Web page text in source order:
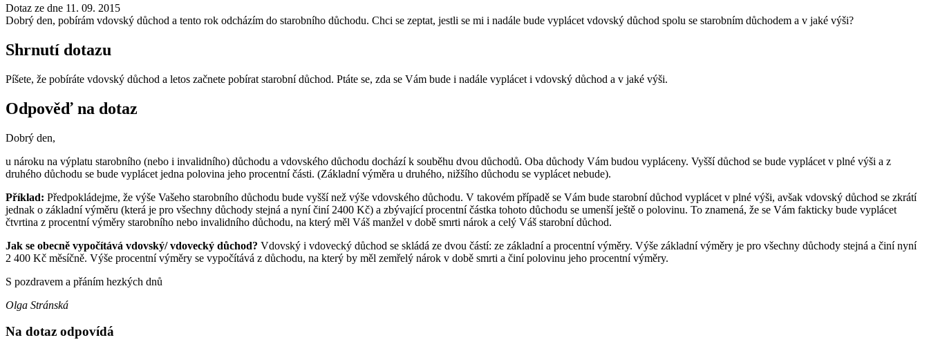
Dotaz ze dne 11. 09. 2015
Dobrý den, pobírám vdovský důchod a tento rok odcházím do starobního důchodu. Chci se zeptat, jestli se mi i nadále bude vyplácet vdovský důchod spolu se starobním důchodem a v jaké výši?
Shrnutí dotazu
Píšete, že pobíráte vdovský důchod a letos začnete pobírat starobní důchod. Ptáte se, zda se Vám bude i nadále vyplácet i vdovský důchod a v jaké výši.
Odpověď na dotaz
Dobrý den,
u nároku na výplatu starobního (nebo i invalidního) důchodu a vdovského důchodu dochází k souběhu dvou důchodů. Oba důchody Vám budou vypláceny. Vyšší důchod se bude vyplácet v plné výši a z
druhého důchodu se bude vyplácet jedna polovina jeho procentní části. (Základní výměra u druhého, nižšího důchodu se vyplácet nebude).
Příklad: Předpokládejme, že výše Vašeho starobního důchodu bude vyšší než výše vdovského důchodu. V takovém případě se Vám bude starobní důchod vyplácet v plné výši, avšak vdovský důchod se zkrátí
jednak o základní výměru (která je pro všechny důchody stejná a nyní činí 2400 Kč) a zbývající procentní částka tohoto důchodu se umenší ještě o polovinu. To znamená, že se Vám fakticky bude vyplácet
čtvrtina z procentní výměry starobního nebo invalidního důchodu, na který měl Váš manžel v době smrti nárok a celý Váš starobní důchod.
Jak se obecně vypočítává vdovský/ vdovecký důchod? Vdovský i vdovecký důchod se skládá ze dvou částí: ze základní a procentní výměry. Výše základní výměry je pro všechny důchody stejná a činí nyní
2 400 Kč měsíčně. Výše procentní výměry se vypočítává z důchodu, na který by měl zemřelý nárok v době smrti a činí polovinu jeho procentní výměry.
S pozdravem a přáním hezkých dnů
Olga Stránská
Na dotaz odpovídá